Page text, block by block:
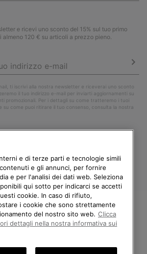
e ricevi uno sconto del 15% sul tuo primo
almeno 120 € su articoli a prezzo pieno.
ti iscrivi alla nostra newsletter e riceverai uno sconto
il tuo indirizzo e-mail per inviarti aggiornamenti su
promozionali. Per i dettagli su come tratteremo i tuoi
su come puoi ritirare il tuo consenso, consulta la nostra
Company. Avenue des Morgines, 12 1213
Tutti i diritti riservati.
Termini di utilizzo
A IN SOREL.
IL TUO PAESE DI
e di terze parti e tecnologie simili
e gli annunci, per fornire
e per l'analisi dei dati web. Seleziona
qui sotto per indicarci se accetti
cookie. In caso di rifiuto,
i cookie che sono strettamente
del nostro sito web. Clicca
dettagli nella nostra informativa sui